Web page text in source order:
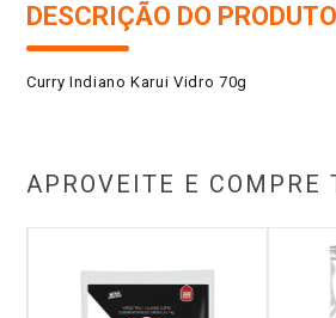
DESCRIÇÃO DO PRODUTO
Curry Indiano Karui Vidro 70g
APROVEITE E COMPRE